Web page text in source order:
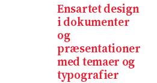
Ensartet design
i dokumenter
og
præsentationer
med temaer og
typografier